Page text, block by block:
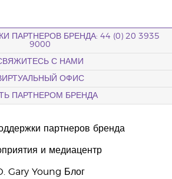
ПАРТНЕРОВ БРЕНДА: 44 (0) 20 3935
9000
С НАМИ
ОФИС
ПАРТНЕРОМ БРЕНДА
партнеров бренда
и медиацентр
Gary Young Блог